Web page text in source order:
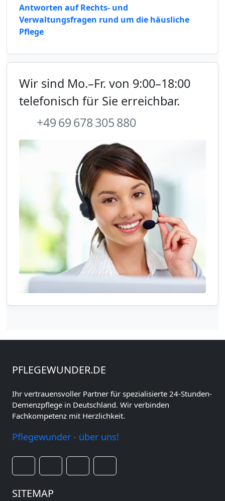
Antworten auf Rechts- und
Verwaltungsfragen rund um die häusliche
Pflege
Wir sind Mo.–Fr. von 9:00–18:00
telefonisch für Sie erreichbar.
+49 69 678 305 880
PFLEGEWUNDER.DE
Ihr vertrauensvoller Partner für spezialisierte 24-Stunden-
Demenzpflege in Deutschland. Wir verbinden
Fachkompetenz mit Herzlichkeit.
Pflegewunder - über uns!
SITEMAP